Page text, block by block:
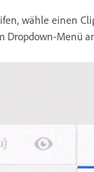
wähle einen
Dropdown-Menü